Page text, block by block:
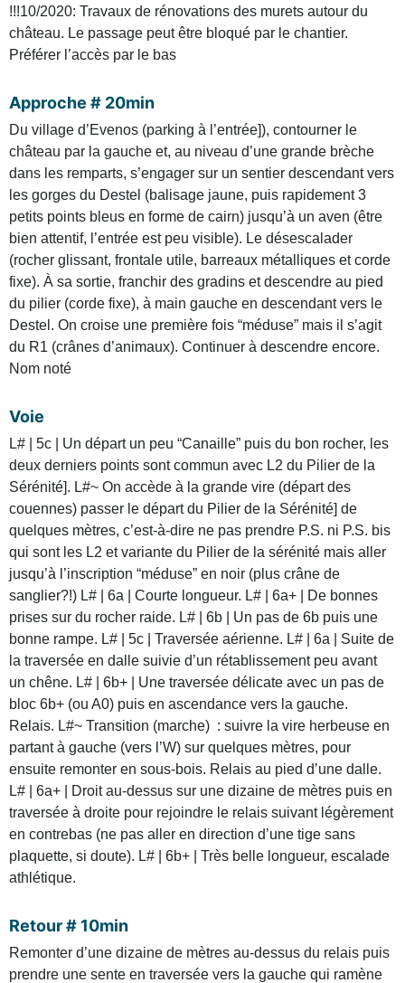
!!!10/2020: Travaux de rénovations des murets autour du
château. Le passage peut être bloqué par le chantier.
Préférer l’accès par le bas
Approche # 20min
Du village d’Evenos (parking à l’entrée]), contourner le
château par la gauche et, au niveau d’une grande brèche
dans les remparts, s’engager sur un sentier descendant vers
les gorges du Destel (balisage jaune, puis rapidement 3
petits points bleus en forme de cairn) jusqu’à un aven (être
bien attentif, l’entrée est peu visible). Le désescalader
(rocher glissant, frontale utile, barreaux métalliques et corde
fixe). À sa sortie, franchir des gradins et descendre au pied
du pilier (corde fixe), à main gauche en descendant vers le
Destel. On croise une première fois “méduse” mais il s’agit
du R1 (crânes d’animaux). Continuer à descendre encore.
Nom noté
Voie
L# | 5c | Un départ un peu “Canaille” puis du bon rocher, les
deux derniers points sont commun avec L2 du Pilier de la
Sérénité]. L#~ On accède à la grande vire (départ des
couennes) passer le départ du Pilier de la Sérénité] de
quelques mètres, c’est-à-dire ne pas prendre P.S. ni P.S. bis
qui sont les L2 et variante du Pilier de la sérénité mais aller
jusqu’à l’inscription “méduse” en noir (plus crâne de
sanglier?!) L# | 6a | Courte longueur. L# | 6a+ | De bonnes
prises sur du rocher raide. L# | 6b | Un pas de 6b puis une
bonne rampe. L# | 5c | Traversée aérienne. L# | 6a | Suite de
la traversée en dalle suivie d’un rétablissement peu avant
un chêne. L# | 6b+ | Une traversée délicate avec un pas de
bloc 6b+ (ou A0) puis en ascendance vers la gauche.
Relais. L#~ Transition (marche) : suivre la vire herbeuse en
partant à gauche (vers l’W) sur quelques mètres, pour
ensuite remonter en sous-bois. Relais au pied d’une dalle.
L# | 6a+ | Droit au-dessus sur une dizaine de mètres puis en
traversée à droite pour rejoindre le relais suivant légèrement
en contrebas (ne pas aller en direction d’une tige sans
plaquette, si doute). L# | 6b+ | Très belle longueur, escalade
athlétique.
Retour # 10min
Remonter d’une dizaine de mètres au-dessus du relais puis
prendre une sente en traversée vers la gauche qui ramène